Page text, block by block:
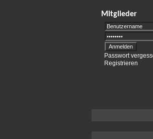
Mitglieder
Passwort
Registrieren